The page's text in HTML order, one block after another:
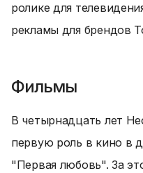
ролике для
рекламы для брендов
Фильмы
В четырнадцать лет
первую роль в кино в
"Первая любовь". За